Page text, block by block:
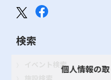
検索
イベント検索個人情報の